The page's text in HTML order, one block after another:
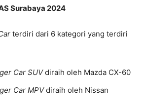
Surabaya 2024
terdiri dari 6 kategori yang terdiri
Car SUVdiraih oleh Mazda CX-60
Car MPVdiraih oleh Nissan